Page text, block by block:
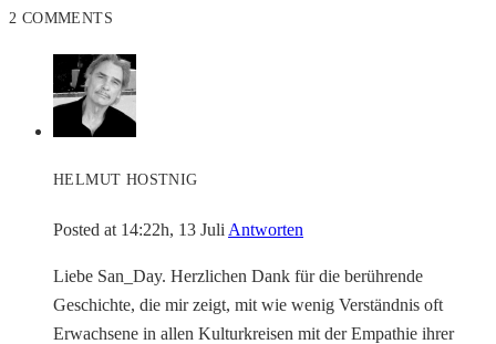
2 COMMENTS
HELMUT HOSTNIG
Posted at 14:22h, 13 Juli Antworten
Liebe San_Day. Herzlichen Dank für die berührende
Geschichte, die mir zeigt, mit wie wenig Verständnis oft
Erwachsene in allen Kulturkreisen mit der Empathie ihrer